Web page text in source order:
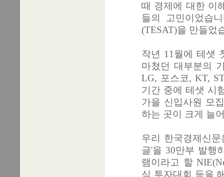
때 경제에 대한 이
들의 고민이었습
(TESAT)을 만들었
작년 11월에 테샛
마쳤던 대부분의
LG, 포스코, KT,
기간 중에 테샛 시
가을 신입사원 모
하는 곳이 크게 늘
우리 한국경제신
글'을 30만부 발행
램이라고 할
식 투자대회 등을